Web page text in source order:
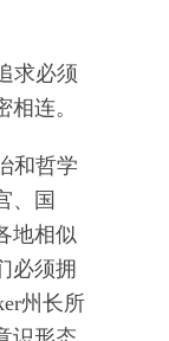
求必须
连。
和哲学
、国
地相似
必须拥
州长所